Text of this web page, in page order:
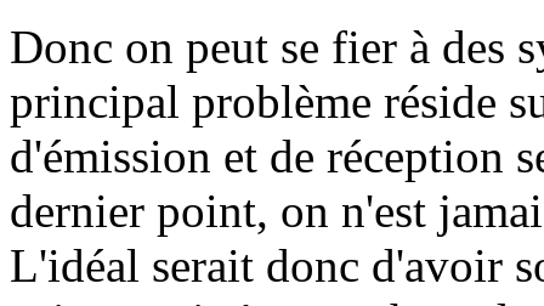
Donc on peut se fier à des
principal problème réside
d'émission et de réception
dernier point, on n'est
L'idéal serait donc d'avoir